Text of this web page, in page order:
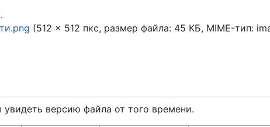
(512 × 512 пкс, размер файла: 45 КБ, MIME-тип:
версию файла от того времени.